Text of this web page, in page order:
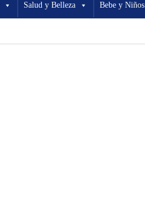
Salud y Belleza Bebe y Niños